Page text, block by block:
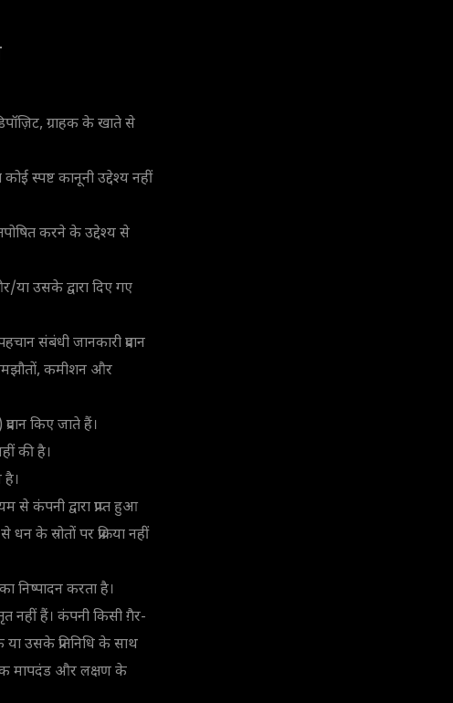
ग्राहक के खाते से
स्पष्ट कानूनी उद्देश्य नहीं
करने के उद्देश्य से
या उसके द्वारा दिए गए
संबंधी जानकारी प्रदान
कमीशन और
किए जाते हैं।
की है।
है।
से कंपनी द्वारा प्राप्त हुआ
के स्रोतों पर प्रक्रिया नहीं
निष्पादन करता है।
नहीं हैं। कंपनी किसी ग़ैर-
उसके प्रतिनिधि के साथ
मापदंड और लक्षण के